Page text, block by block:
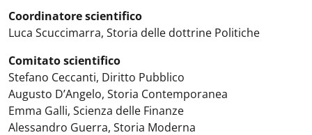
Coordinatore scientifico
Luca Scuccimarra, Storia delle dottrine Politiche
Comitato scientifico
Stefano Ceccanti, Diritto Pubblico
Augusto D’Angelo, Storia Contemporanea
Emma Galli, Scienza delle Finanze
Alessandro Guerra, Storia Moderna